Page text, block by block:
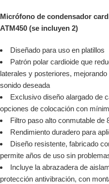
Micrófono de condensador
ATM450 (se incluyen 2)
Diseñado para uso en platillos
Patrón polar cardioide que
laterales y posteriores,
sonido deseada
Exclusivo diseño alargado de
opciones de colocación con
Filtro paso alto conmutable de
Rendimiento duradero para
Diseño resistente, fabricado
permite años de uso sin
Incluye la abrazadera de
protección antivibración, con